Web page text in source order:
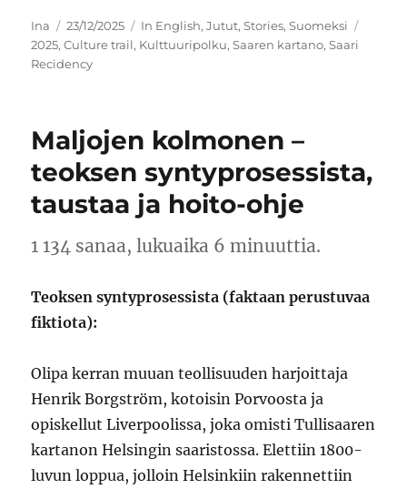
Kirjoittaja
Ina Julkaistu
23/12/2025 Kategoriat
In English,Jutut,Stories,Suomeksi
2025,Culture trail, Kulttuuripolku,Saaren kartano,Saari
Recidency
Maljojen kolmonen –
teoksen syntyprosessista,
taustaa ja hoito-ohje
1 134 sanaa, lukuaika 6 minuuttia.
Teoksen syntyprosessista (faktaan perustuvaa
fiktiota):
Olipa kerran muuan teollisuuden harjoittaja
Henrik Borgström, kotoisin Porvoosta ja
opiskellut Liverpoolissa, joka omisti Tullisaaren
kartanon Helsingin saaristossa. Elettiin 1800-
luvun loppua, jolloin Helsinkiin rakennettiin